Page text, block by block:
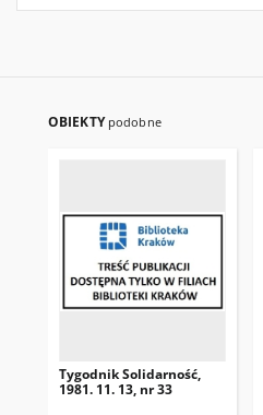
OBIEKTY podobne
Tygodnik Solidarność,
1981. 11. 13, nr 33